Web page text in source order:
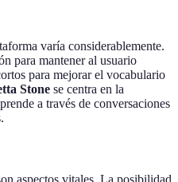
varía considerablemente.
para mantener al usuario
para mejorar el vocabulario
Stone se centra en la
a través de conversaciones